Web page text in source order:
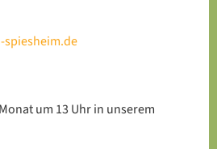
um 13 Uhr in unserem